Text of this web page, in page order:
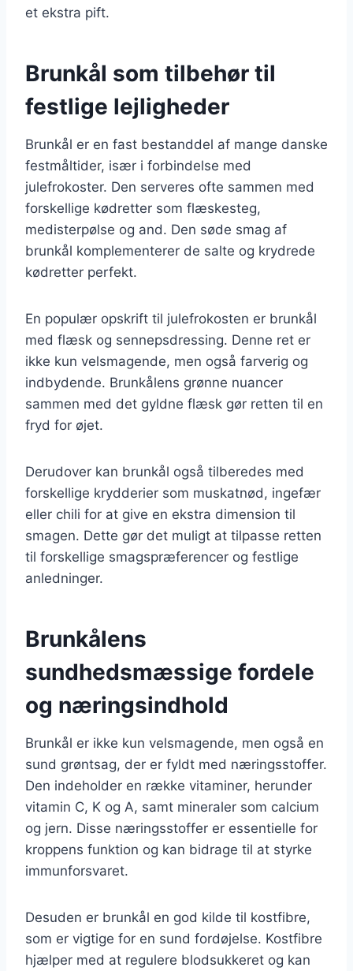
et ekstra pift.
Brunkål som tilbehør til
festlige lejligheder
Brunkål er en fast bestanddel af mange danske
festmåltider, især i forbindelse med
julefrokoster. Den serveres ofte sammen med
forskellige kødretter som flæskesteg,
medisterpølse og and. Den søde smag af
brunkål komplementerer de salte og krydrede
kødretter perfekt.
En populær opskrift til julefrokosten er brunkål
med flæsk og sennepsdressing. Denne ret er
ikke kun velsmagende, men også farverig og
indbydende. Brunkålens grønne nuancer
sammen med det gyldne flæsk gør retten til en
fryd for øjet.
Derudover kan brunkål også tilberedes med
forskellige krydderier som muskatnød, ingefær
eller chili for at give en ekstra dimension til
smagen. Dette gør det muligt at tilpasse retten
til forskellige smagspræferencer og festlige
anledninger.
Brunkålens
sundhedsmæssige fordele
og næringsindhold
Brunkål er ikke kun velsmagende, men også en
sund grøntsag, der er fyldt med næringsstoffer.
Den indeholder en række vitaminer, herunder
vitamin C, K og A, samt mineraler som calcium
og jern. Disse næringsstoffer er essentielle for
kroppens funktion og kan bidrage til at styrke
immunforsvaret.
Desuden er brunkål en god kilde til kostfibre,
som er vigtige for en sund fordøjelse. Kostfibre
hjælper med at regulere blodsukkeret og kan